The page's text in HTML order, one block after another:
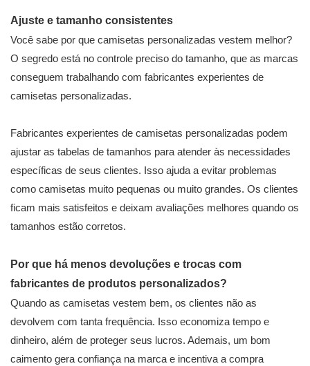
Ajuste e tamanho consistentes
Você sabe por que camisetas personalizadas vestem melhor?
O segredo está no controle preciso do tamanho, que as marcas
conseguem trabalhando com fabricantes experientes de
camisetas personalizadas.
Fabricantes experientes de camisetas personalizadas podem
ajustar as tabelas de tamanhos para atender às necessidades
específicas de seus clientes. Isso ajuda a evitar problemas
como camisetas muito pequenas ou muito grandes. Os clientes
ficam mais satisfeitos e deixam avaliações melhores quando os
tamanhos estão corretos.
Por que há menos devoluções e trocas com
fabricantes de produtos personalizados?
Quando as camisetas vestem bem, os clientes não as
devolvem com tanta frequência. Isso economiza tempo e
dinheiro, além de proteger seus lucros. Ademais, um bom
caimento gera confiança na marca e incentiva a compra